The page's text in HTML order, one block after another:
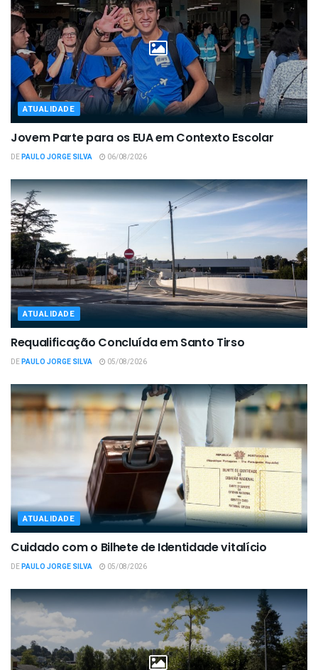
ATUALIDADE
Jovem Parte para os EUA em Contexto Escolar
DEPAULO JORGE SILVA 06/08/2026
ATUALIDADE
Requalificação Concluída em Santo Tirso
DEPAULO JORGE SILVA 05/08/2026
ATUALIDADE
Cuidado com o Bilhete de Identidade vitalício
DEPAULO JORGE SILVA 05/08/2026